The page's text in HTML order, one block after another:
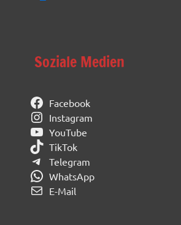
Soziale Medien
Facebook
Instagram
YouTube
TikTok
Telegram
WhatsApp
E-Mail